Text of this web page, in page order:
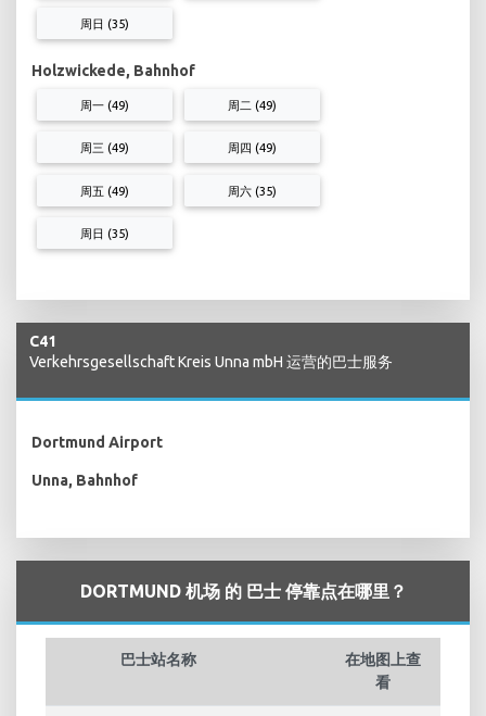
周日 (35)
Holzwickede, Bahnhof
周一 (49) 周二 (49)
周三 (49) 周四 (49)
周五 (49) 周六 (35)
周日 (35)
C41
Verkehrsgesellschaft Kreis Unna mbH 运营的巴士服务
Dortmund Airport
Unna, Bahnhof
DORTMUND 机场 的 巴士 停靠点在哪里？
巴士站名称
在地图上查
看